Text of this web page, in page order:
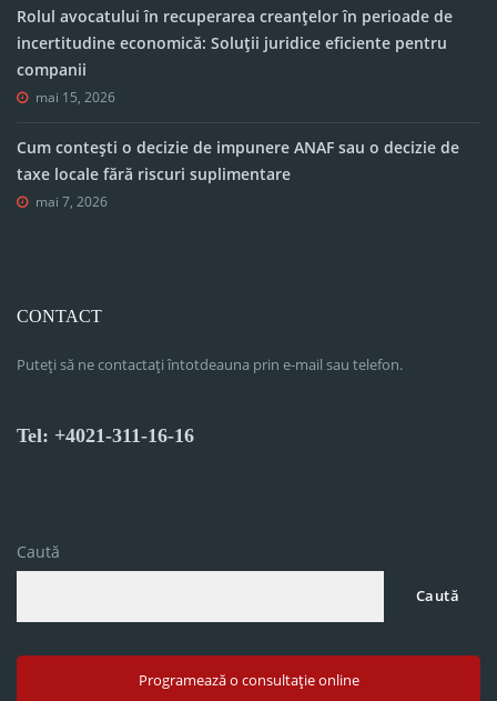
Rolul avocatului în recuperarea creanțelor în perioade de
incertitudine economică: Soluții juridice eficiente pentru
companii
mai 15, 2026
Cum contești o decizie de impunere ANAF sau o decizie de
taxe locale fără riscuri suplimentare
mai 7, 2026
CONTACT
Puteți să ne contactați întotdeauna prin e-mail sau telefon.
Tel: +4021-311-16-16
Caută
Caută
Programează o consultație online